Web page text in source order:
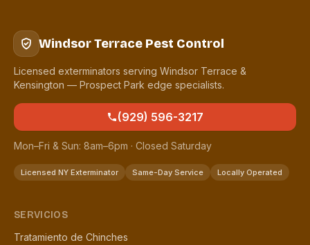
Windsor Terrace Pest Control
Licensed exterminators serving Windsor Terrace &
Kensington — Prospect Park edge specialists.
(929) 596-3217
Mon–Fri & Sun: 8am–6pm · Closed Saturday
Licensed NY Exterminator Same-Day Service Locally Operated
SERVICIOS
Tratamiento de Chinches